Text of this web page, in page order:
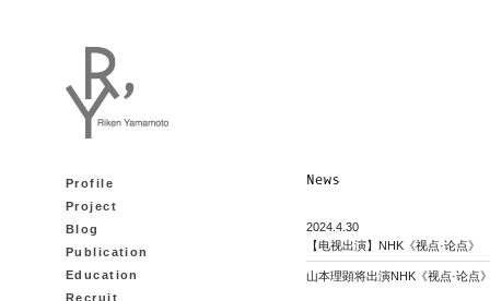
Profile
Project
Blog
Publication
Education
Recruit
2024.4.30
【电视出演】NHK《视点·论点》
山本理顕将出演NHK《视点·论点